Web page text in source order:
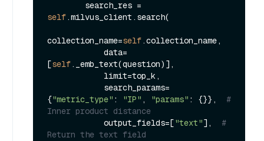
self.milvus_client.search(
collection_name=self.collection_name,
[self._emb_text(question)],
{"metric_type" : "IP" , "params" : {}}, #
Inner product distance
            output_fields=[
"text"], #
Return the text field